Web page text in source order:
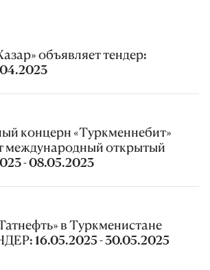
объявляет тендер:
концерн «Туркменнебит»
международный открытый
- 08.05.2023
в Туркменистане
16.05.2025 - 30.05.2025